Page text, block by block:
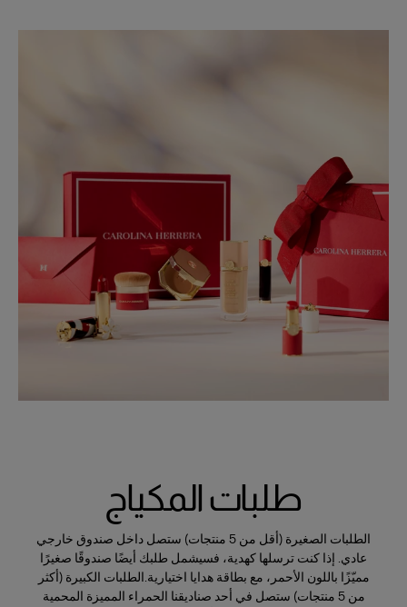
طلبات المكياج
الطلبات الصغيرة (أقل من 5 منتجات) ستصل داخل صندوق خارجي
عادي. إذا كنت ترسلها كهدية، فسيشمل طلبك أيضًا صندوقًا صغيرًا
مميّزًا باللون الأحمر، مع بطاقة هدايا اختيارية.الطلبات الكبيرة (أكثر
من 5 منتجات) ستصل في أحد صناديقنا الحمراء المميزة المحمية